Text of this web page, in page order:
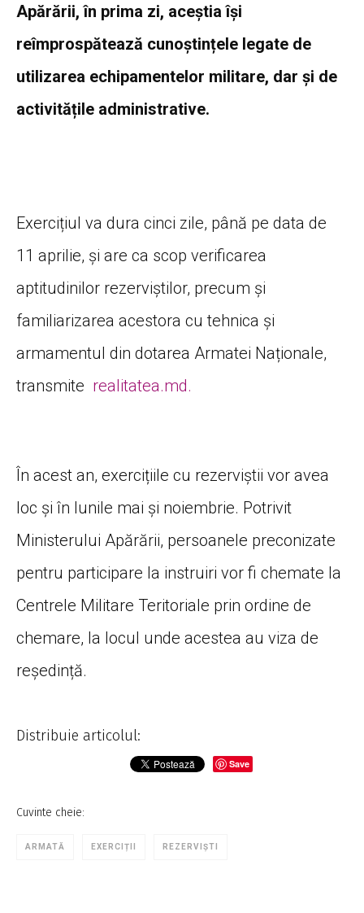
Apărării, în prima zi, aceștia își
reîmprospătează cunoștințele legate de
utilizarea echipamentelor militare, dar și de
activitățile administrative.
Exercițiul va dura cinci zile, până pe data de
11 aprilie, și are ca scop verificarea
aptitudinilor rezerviștilor, precum și
familiarizarea acestora cu tehnica și
armamentul din dotarea Armatei Naționale,
transmite realitatea.md.
În acest an, exercițiile cu rezerviștii vor avea
loc și în lunile mai și noiembrie. Potrivit
Ministerului Apărării, persoanele preconizate
pentru participare la instruiri vor fi chemate la
Centrele Militare Teritoriale prin ordine de
chemare, la locul unde acestea au viza de
reședință.
Distribuie articolul:
Save
Cuvinte cheie:
ARMATĂ EXERCIȚII REZERVIȘTI